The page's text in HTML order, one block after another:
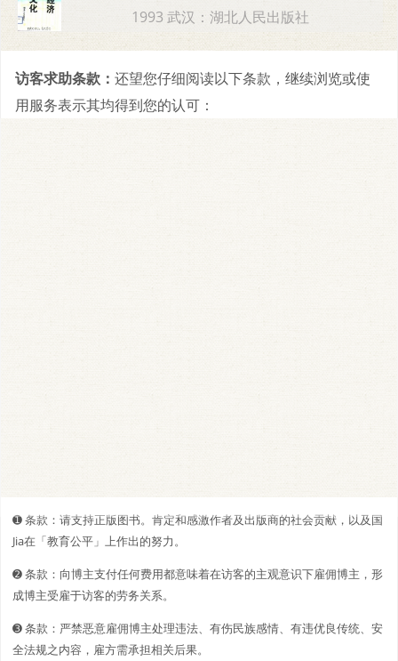
1993 武汉：湖北人民出版社
访客求助条款： 还望您仔细阅读以下条款，继续浏览或使
用服务表示其均得到您的认可：
➊️ 条款：请支持正版图书。肯定和感激作者及出版商的社会贡献，以及国
Jia在「教育公平」上作出的努力。
➋️️ 条款：向博主支付任何费用都意味着在访客的主观意识下雇佣博主，形
成博主受雇于访客的劳务关系。
➌ 条款：严禁恶意雇佣博主处理违法、有伤民族感情、有违优良传统、安
全法规之内容，雇方需承担相关后果。